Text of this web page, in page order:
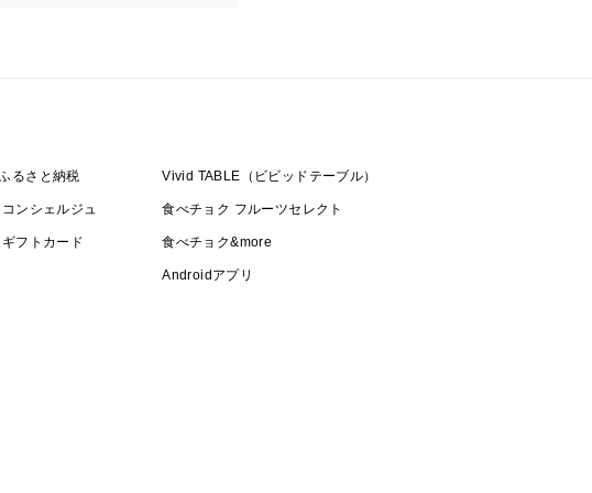
るさと納税 Vivid TABLE（ビビッドテーブル）
ンシェルジュ 食べチョク フルーツセレクト
フトカード 食べチョク&more
Androidアプリ